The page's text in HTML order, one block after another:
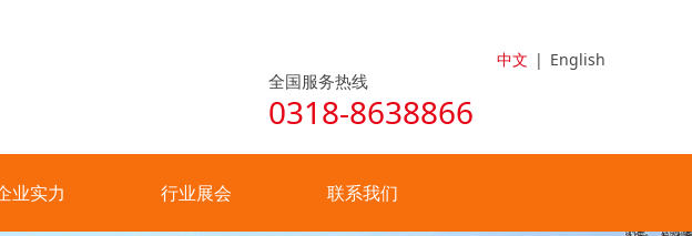
中文 | English
全国服务热线
0318-8638866
业实力 行业展会 联系我们